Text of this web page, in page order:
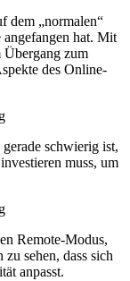
dem „normalen“
hat. Mit
Übergang zum
des Online-
schwierig ist,
muss, um
Remote-Modus,
sehen, dass sich
anpasst.